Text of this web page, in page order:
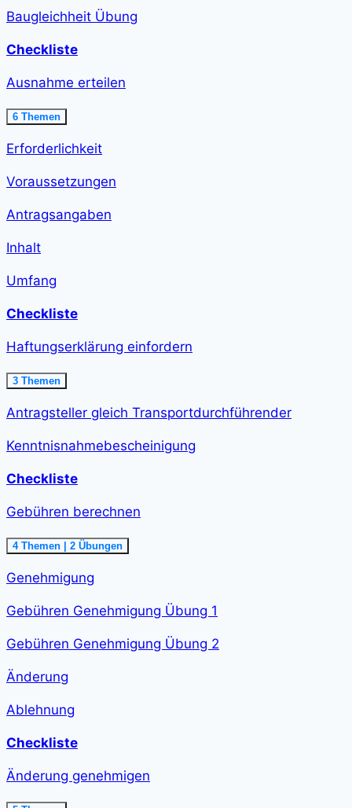
Baugleichheit Übung
Checkliste
Ausnahme erteilen
Ausklappen
Ausnahme
erteilen<span
step-
min
</span>
6 Themen
Erforderlichkeit
Voraussetzungen
Antragsangaben
Inhalt
Umfang
Checkliste
Haftungserklärung einfordern
Ausklappen
Haftungserklärung
einfordern<span
step-
min
</span>
3 Themen
Antragsteller gleich Transportdurchführender
Kenntnisnahmebescheinigung
Checkliste
Gebühren berechnen
Ausklappen
Gebühren
berechnen<span
step-
min
</span>
4 Themen 2 Übungen
Genehmigung
Gebühren Genehmigung Übung 1
Gebühren Genehmigung Übung 2
Änderung
Ablehnung
Checkliste
Änderung genehmigen